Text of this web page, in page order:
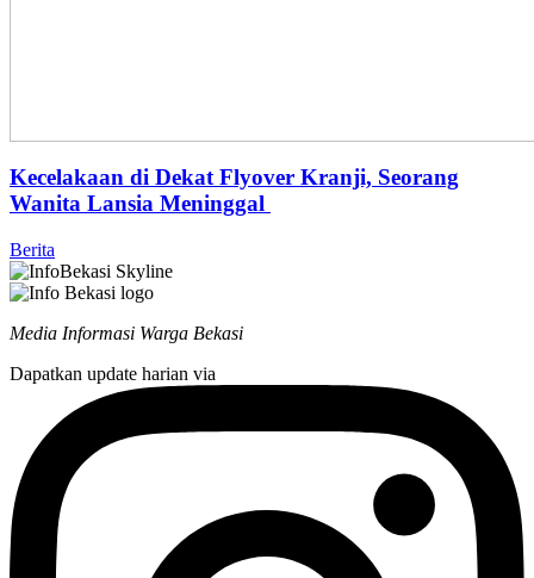
Kecelakaan di Dekat Flyover Kranji, Seorang
Wanita Lansia Meninggal
Berita
Media Informasi Warga Bekasi
Dapatkan update harian via